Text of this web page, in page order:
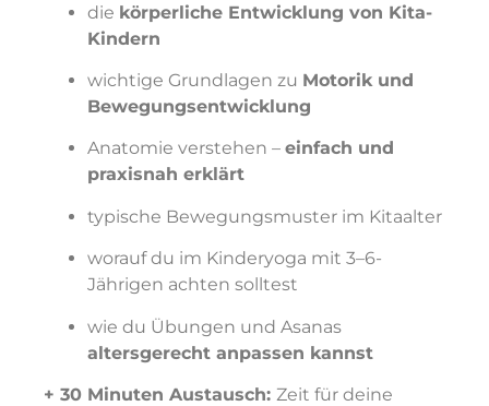
die körperliche Entwicklung von Kita-
Kindern
wichtige Grundlagen zu Motorik und
Bewegungsentwicklung
Anatomie verstehen – einfach und
praxisnah erklärt
typische Bewegungsmuster im Kitaalter
worauf du im Kinderyoga mit 3–6-
Jährigen achten solltest
wie du Übungen und Asanas
altersgerecht anpassen kannst
+ 30 Minuten Austausch: Zeit für deine